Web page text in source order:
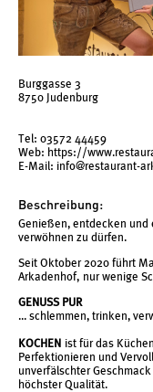
Burggasse 3
8750 Judenburg
Tel: 03572 44459
Web: https://
E-Mail: info@restaurant-
Beschreibung:
Genießen, entdecken und
verwöhnen zu dürfen.
Seit Oktober 2020 führt
Arkadenhof, nur wenige
GENUSS PUR
... schlemmen, trinken,
KOCHEN ist für das
Perfektionieren und
unverfälschter
höchster Qualität.